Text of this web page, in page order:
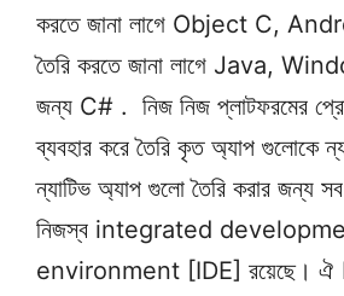
করতে জানা লাগে Object C,
তৈরি করতে জানা লাগে Java,
জন্য C# . নিজ নিজ প্লাটফরমের
ব্যবহার করে তৈরি কৃত অ্যাপ গুলোকে
ন্যাটিভ অ্যাপ গুলো তৈরি করার জন্য
নিজস্ব integrated
environment [IDE] রয়েছে। ঐ